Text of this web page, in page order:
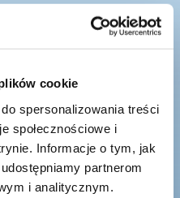
cookie
spersonalizowania treści
społecznościowe i
Informacje o tym, jak
partnerom
i analitycznym.